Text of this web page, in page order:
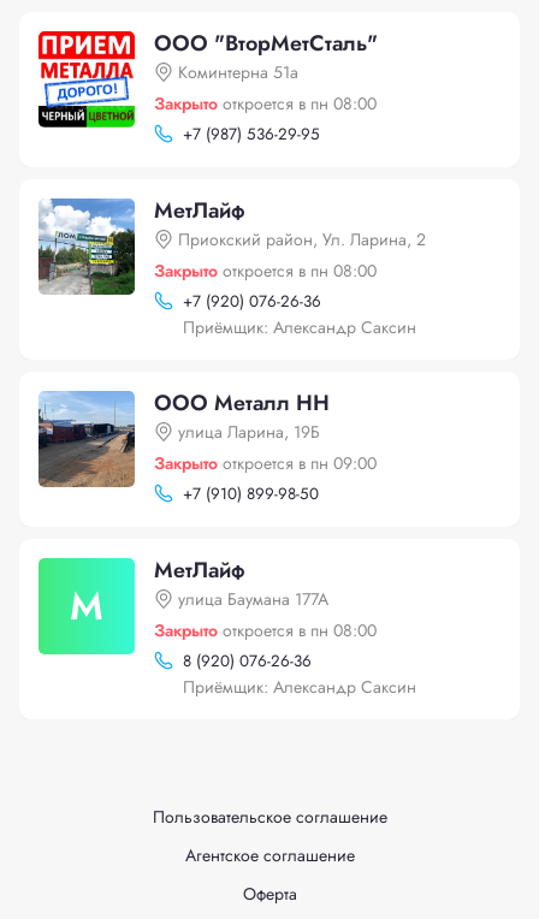
ООО "ВторМетСталь"
Коминтерна 51а
Закрыто откроется в пн 08:00
+7 (987) 536-29-95
МетЛайф
Приокский район, Ул. Ларина, 2
Закрыто откроется в пн 08:00
+7 (920) 076-26-36
Приёмщик: Александр Саксин
OOO Металл HH
улица Ларина, 19Б
Закрыто откроется в пн 09:00
+7 (910) 899-98-50
М
МетЛайф
улица Баумана 177А
Закрыто откроется в пн 08:00
8 (920) 076-26-36
Приёмщик: Александр Саксин
Пользовательское соглашение
Агентское соглашение
Оферта